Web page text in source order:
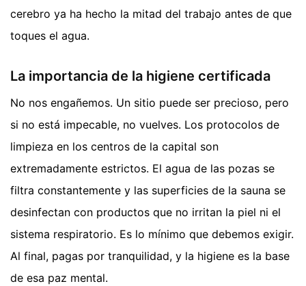
cerebro ya ha hecho la mitad del trabajo antes de que
toques el agua.
La importancia de la higiene certificada
No nos engañemos. Un sitio puede ser precioso, pero
si no está impecable, no vuelves. Los protocolos de
limpieza en los centros de la capital son
extremadamente estrictos. El agua de las pozas se
filtra constantemente y las superficies de la sauna se
desinfectan con productos que no irritan la piel ni el
sistema respiratorio. Es lo mínimo que debemos exigir.
Al final, pagas por tranquilidad, y la higiene es la base
de esa paz mental.